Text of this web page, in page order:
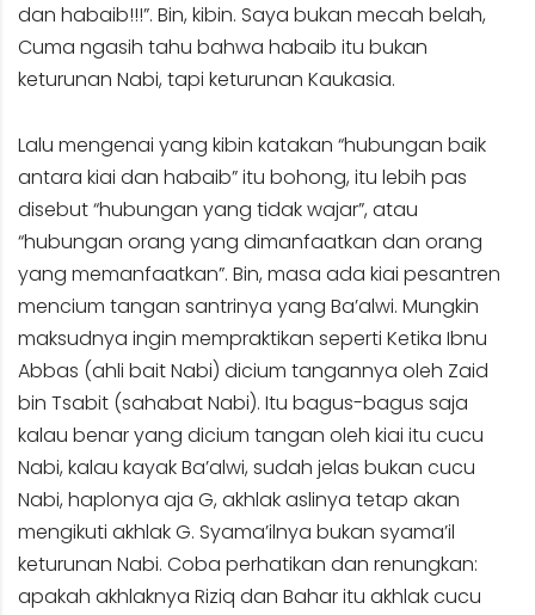
dan habaib!!!”. Bin, kibin. Saya bukan mecah belah,
Cuma ngasih tahu bahwa habaib itu bukan
keturunan Nabi, tapi keturunan Kaukasia.
Lalu mengenai yang kibin katakan “hubungan baik
antara kiai dan habaib” itu bohong, itu lebih pas
disebut “hubungan yang tidak wajar”, atau
“hubungan orang yang dimanfaatkan dan orang
yang memanfaatkan”. Bin, masa ada kiai pesantren
mencium tangan santrinya yang Ba’alwi. Mungkin
maksudnya ingin mempraktikan seperti Ketika Ibnu
Abbas (ahli bait Nabi) dicium tangannya oleh Zaid
bin Tsabit (sahabat Nabi). Itu bagus-bagus saja
kalau benar yang dicium tangan oleh kiai itu cucu
Nabi, kalau kayak Ba’alwi, sudah jelas bukan cucu
Nabi, haplonya aja G, akhlak aslinya tetap akan
mengikuti akhlak G. Syama’ilnya bukan syama’il
keturunan Nabi. Coba perhatikan dan renungkan:
apakah akhlaknya Riziq dan Bahar itu akhlak cucu